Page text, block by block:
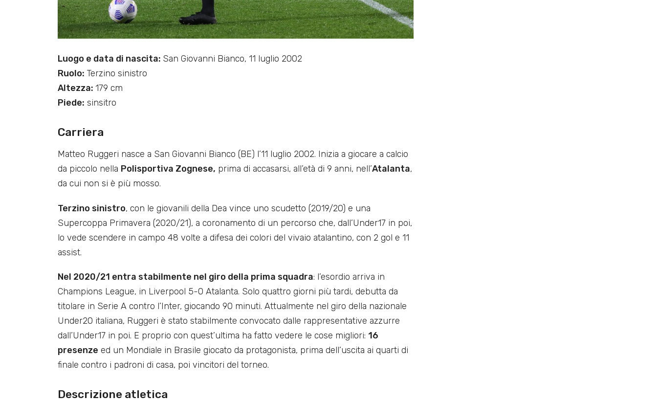
Luogo e data di nascita: San Giovanni Bianco, 11 luglio 2002
Ruolo: Terzino sinistro
Altezza: 179 cm
Piede: sinsitro
Carriera
Matteo Ruggeri nasce a San Giovanni Bianco (BE) l’11 luglio 2002. Inizia a giocare a calcio
da piccolo nella Polisportiva Zognese, prima di accasarsi, all’età di 9 anni, nell’Atalanta,
da cui non si è più mosso.
Terzino sinistro, con le giovanili della Dea vince uno scudetto (2019/20) e una
Supercoppa Primavera (2020/21), a coronamento di un percorso che, dall’Under17 in poi,
lo vede scendere in campo 48 volte a difesa dei colori del vivaio atalantino, con 2 gol e 11
assist.
Nel 2020/21 entra stabilmente nel giro della prima squadra: l’esordio arriva in
Champions League, in Liverpool 5-0 Atalanta. Solo quattro giorni più tardi, debutta da
titolare in Serie A contro l’Inter, giocando 90 minuti. Attualmente nel giro della nazionale
Under20 italiana, Ruggeri è stato stabilmente convocato dalle rappresentative azzurre
dall’Under17 in poi. E proprio con quest’ultima ha fatto vedere le cose migliori: 16
presenze ed un Mondiale in Brasile giocato da protagonista, prima dell’uscita ai quarti di
finale contro i padroni di casa, poi vincitori del torneo.
Descrizione atletica